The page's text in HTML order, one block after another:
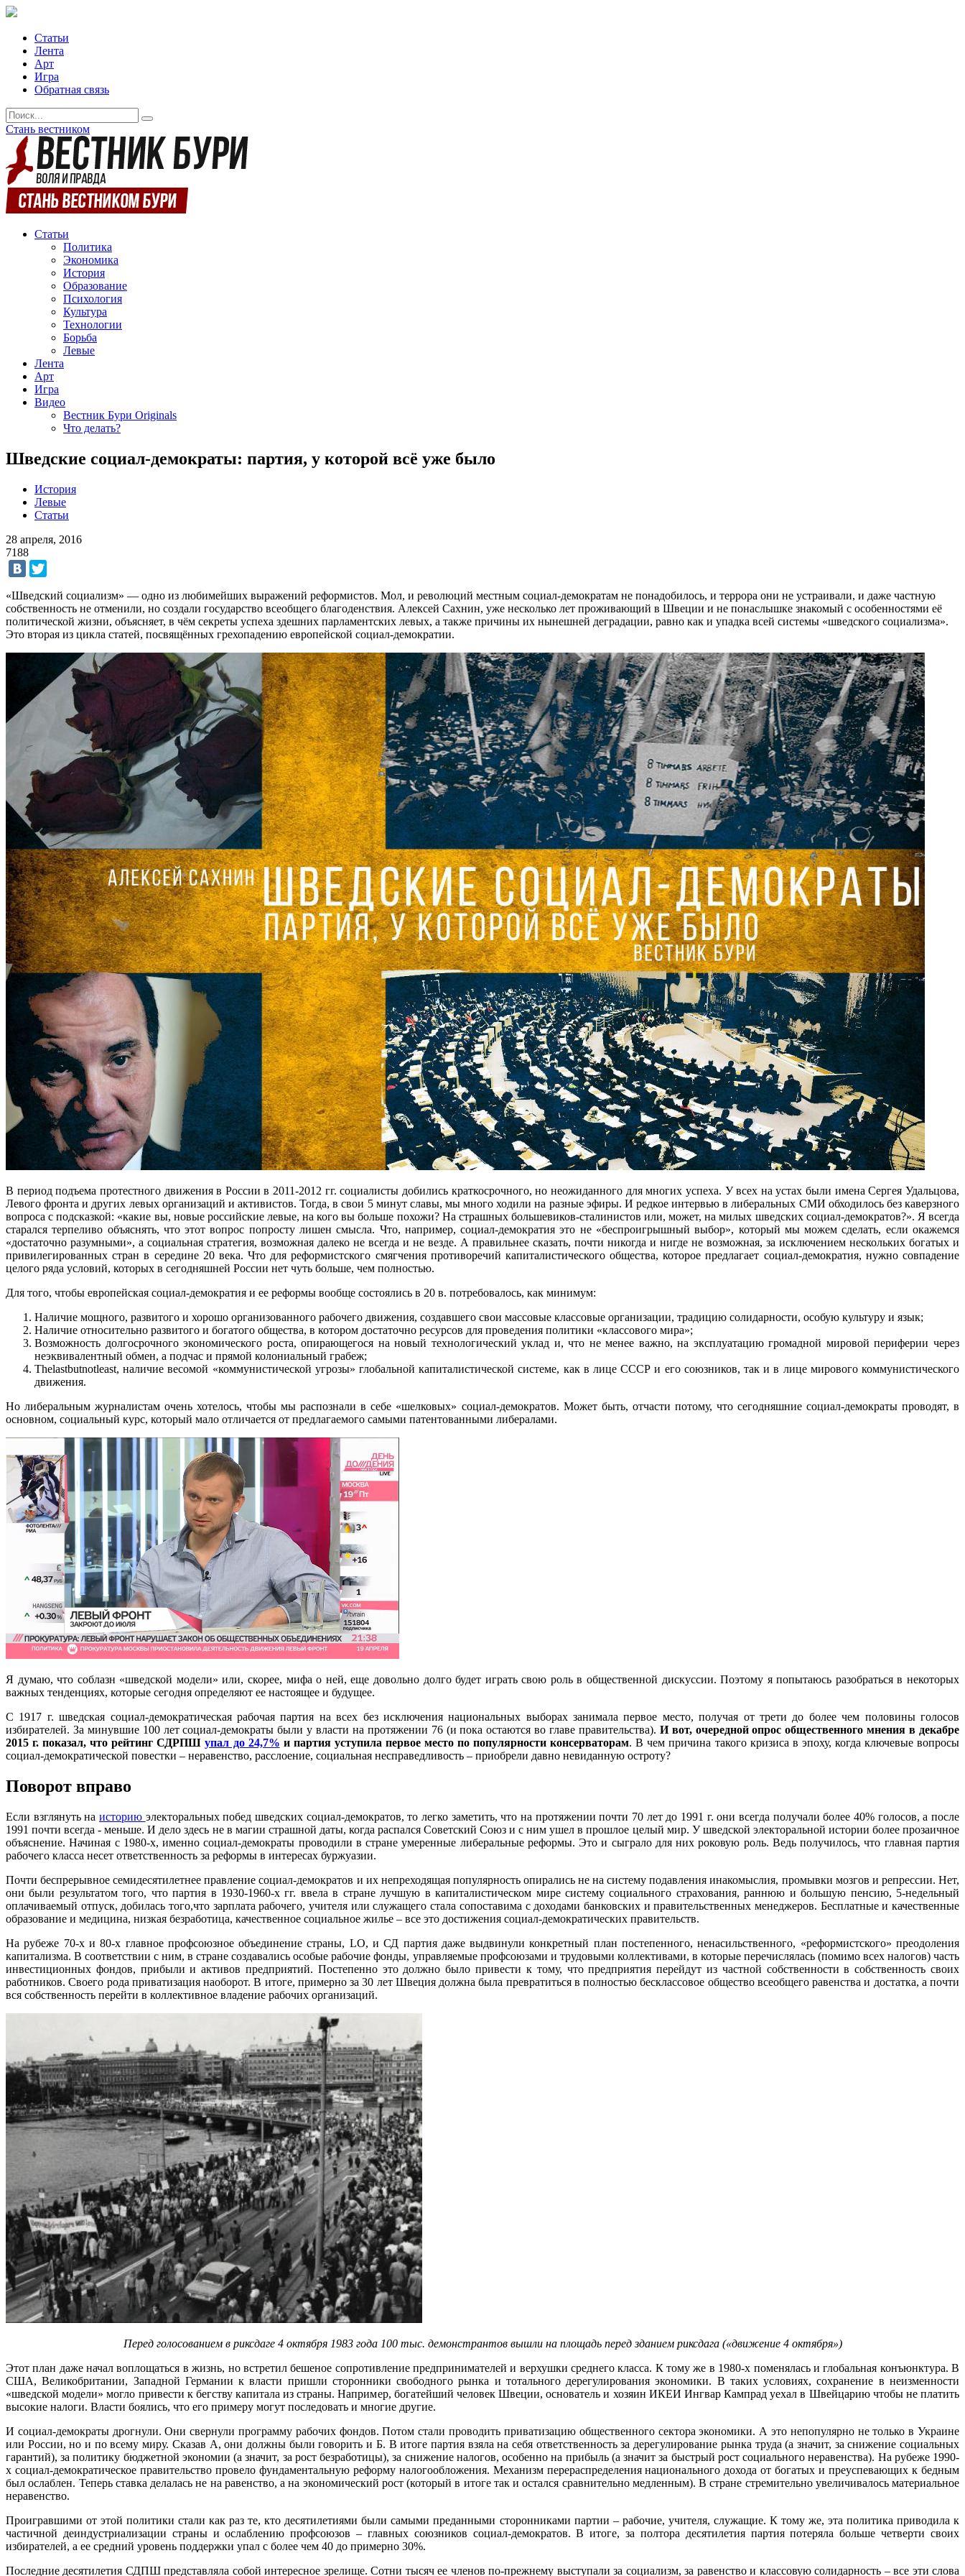
Статьи
Лента
Арт
Игра
Обратная связь
Стань вестником
Статьи
Политика
Экономика
История
Образование
Психология
Культура
Технологии
Борьба
Левые
Лента
Арт
Игра
Видео
Вестник Бури Originals
Что делать?
Шведские социал-демократы: партия, у которой всё уже было
История
Левые
Статьи
28 апреля, 2016
7188
«Шведский социализм» — одно из любимейших выражений реформистов. Мол, и революций местным социал-демократам не понадобилось, и террора они не устраивали, и даже частную
собственность не отменили, но создали государство всеобщего благоденствия. Алексей Сахнин, уже несколько лет проживающий в Швеции и не понаслышке знакомый с особенностями её
политической жизни, объясняет, в чём секреты успеха здешних парламентских левых, а также причины их нынешней деградации, равно как и упадка всей системы «шведского социализма».
Это вторая из цикла статей, посвящённых грехопадению европейской социал-демократии.
В период подъема протестного движения в России в 2011-2012 гг. социалисты добились краткосрочного, но неожиданного для многих успеха. У всех на устах были имена Сергея Удальцова,
Левого фронта и других левых организаций и активистов. Тогда, в свои 5 минут славы, мы много ходили на разные эфиры. И редкое интервью в либеральных СМИ обходилось без каверзного
вопроса с подсказкой: «какие вы, новые российские левые, на кого вы больше похожи? На страшных большевиков-сталинистов или, может, на милых шведских социал-демократов?». Я всегда
старался терпеливо объяснять, что этот вопрос попросту лишен смысла. Что, например, социал-демократия это не «беспроигрышный выбор», который мы можем сделать, если окажемся
«достаточно разумными», а социальная стратегия, возможная далеко не всегда и не везде. А правильнее сказать, почти никогда и нигде не возможная, за исключением нескольких богатых и
привилегированных стран в середине 20 века. Что для реформистского смягчения противоречий капиталистического общества, которое предлагает социал-демократия, нужно совпадение
целого ряда условий, которых в сегодняшней России нет чуть больше, чем полностью.
Для того, чтобы европейская социал-демократия и ее реформы вообще состоялись в 20 в. потребовалось, как минимум:
Наличие мощного, развитого и хорошо организованного рабочего движения, создавшего свои массовые классовые организации, традицию солидарности, особую культуру и язык;
Наличие относительно развитого и богатого общества, в котором достаточно ресурсов для проведения политики «классового мира»;
Возможность долгосрочного экономического роста, опирающегося на новый технологический уклад и, что не менее важно, на эксплуатацию громадной мировой периферии через
неэквивалентный обмен, а подчас и прямой колониальный грабеж;
Thelastbutnotleast, наличие весомой «коммунистической угрозы» глобальной капиталистической системе, как в лице СССР и его союзников, так и в лице мирового коммунистического
движения.
Но либеральным журналистам очень хотелось, чтобы мы распознали в себе «шелковых» социал-демократов. Может быть, отчасти потому, что сегодняшние социал-демократы проводят, в
основном, социальный курс, который мало отличается от предлагаемого самыми патентованными либералами.
Я думаю, что соблазн «шведской модели» или, скорее, мифа о ней, еще довольно долго будет играть свою роль в общественной дискуссии. Поэтому я попытаюсь разобраться в некоторых
важных тенденциях, которые сегодня определяют ее настоящее и будущее.
С 1917 г. шведская социал-демократическая рабочая партия на всех без исключения национальных выборах занимала первое место, получая от трети до более чем половины голосов
избирателей. За минувшие 100 лет социал-демократы были у власти на протяжении 76 (и пока остаются во главе правительства). И вот, очередной опрос общественного мнения в декабре
2015 г. показал, что рейтинг СДРПШупал до 24,7% и партия уступила первое место по популярности консерваторам. В чем причина такого кризиса в эпоху, когда ключевые вопросы
социал-демократической повестки – неравенство, расслоение, социальная несправедливость – приобрели давно невиданную остроту?
Поворот вправо
Если взглянуть на историю электоральных побед шведских социал-демократов, то легко заметить, что на протяжении почти 70 лет до 1991 г. они всегда получали более 40% голосов, а после
1991 почти всегда - меньше. И дело здесь не в магии страшной даты, когда распался Советский Союз и с ним ушел в прошлое целый мир. У шведской электоральной истории более прозаичное
объяснение. Начиная с 1980-х, именно социал-демократы проводили в стране умеренные либеральные реформы. Это и сыграло для них роковую роль. Ведь получилось, что главная партия
рабочего класса несет ответственность за реформы в интересах буржуазии.
Почти беспрерывное семидесятилетнее правление социал-демократов и их непреходящая популярность опирались не на систему подавления инакомыслия, промывки мозгов и репрессии. Нет,
они были результатом того, что партия в 1930-1960-х гг. ввела в стране лучшую в капиталистическом мире систему социального страхования, раннюю и большую пенсию, 5-недельный
оплачиваемый отпуск, добилась того,что зарплата рабочего, учителя или служащего стала сопоставима с доходами банковских и правительственных менеджеров. Бесплатные и качественные
образование и медицина, низкая безработица, качественное социальное жилье – все это достижения социал-демократических правительств.
На рубеже 70-х и 80-х главное профсоюзное объединение страны, LO, и СД партия даже выдвинули конкретный план постепенного, ненасильственного, «реформистского» преодоления
капитализма. В соответствии с ним, в стране создавались особые рабочие фонды, управляемые профсоюзами и трудовыми коллективами, в которые перечислялась (помимо всех налогов) часть
инвестиционных фондов, прибыли и активов предприятий. Постепенно это должно было привести к тому, что предприятия перейдут из частной собственности в собственность своих
работников. Своего рода приватизация наоборот. В итоге, примерно за 30 лет Швеция должна была превратиться в полностью бесклассовое общество всеобщего равенства и достатка, а почти
вся собственность перейти в коллективное владение рабочих организаций.
Перед голосованием в риксдаге 4 октября 1983 года 100 тыс. демонстрантов вышли на площадь перед зданием риксдага («движение 4 октября»)
Этот план даже начал воплощаться в жизнь, но встретил бешеное сопротивление предпринимателей и верхушки среднего класса. К тому же в 1980-х поменялась и глобальная конъюнктура. В
США, Великобритании, Западной Германии к власти пришли сторонники свободного рынка и тотального дерегулирования экономики. В таких условиях, сохранение в неизменности
«шведской модели» могло привести к бегству капитала из страны. Например, богатейший человек Швеции, основатель и хозяин ИКЕИ Ингвар Кампрад уехал в Швейцарию чтобы не платить
высокие налоги. Власти боялись, что его примеру могут последовать и многие другие.
И социал-демократы дрогнули. Они свернули программу рабочих фондов. Потом стали проводить приватизацию общественного сектора экономики. А это непопулярно не только в Украине
или России, но и по всему миру. Сказав А, они должны были говорить и Б. В итоге партия взяла на себя ответственность за дерегулирование рынка труда (а значит, за снижение социальных
гарантий), за политику бюджетной экономии (а значит, за рост безработицы), за снижение налогов, особенно на прибыль (а значит за быстрый рост социального неравенства). На рубеже 1990-
х социал-демократическое правительство провело фундаментальную реформу налогообложения. Механизм перераспределения национального дохода от богатых и преуспевающих к бедным
был ослаблен. Теперь ставка делалась не на равенство, а на экономический рост (который в итоге так и остался сравнительно медленным). В стране стремительно увеличивалось материальное
неравенство.
Проигравшими от этой политики стали как раз те, кто десятилетиями были самыми преданными сторонниками партии – рабочие, учителя, служащие. К тому же, эта политика приводила к
частичной деиндустриализации страны и ослаблению профсоюзов – главных союзников социал-демократов. В итоге, за полтора десятилетия партия потеряла больше четверти своих
избирателей, а ее средний уровень поддержки упал с более чем 40 до примерно 30%.
Последние десятилетия СДПШ представляла собой интересное зрелище. Сотни тысяч ее членов по-прежнему выступали за социализм, за равенство и классовую солидарность – все эти слова